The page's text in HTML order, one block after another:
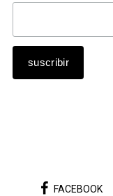
FACEBOOK